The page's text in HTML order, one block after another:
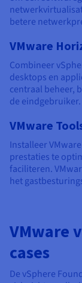
betere
VMware
Combineer
desktops en
centraal beheer,
de eindgebruiker.
VMware
Installeer
prestaties te
faciliteren.
het
VMware
cases
De vSphere